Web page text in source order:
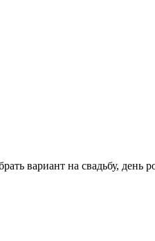
вариант на свадьбу, день